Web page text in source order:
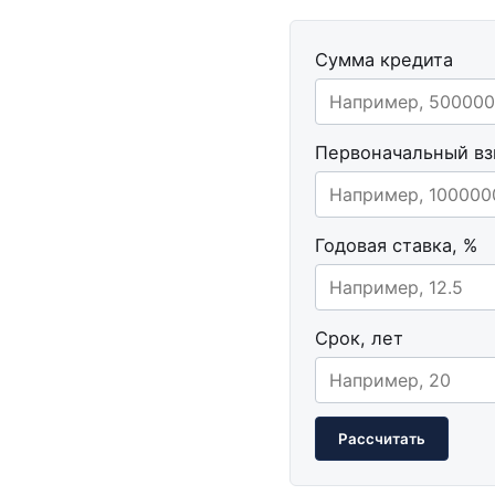
Сумма кредита
Первоначальный
Годовая ставка, %
Срок, лет
Рассчитать